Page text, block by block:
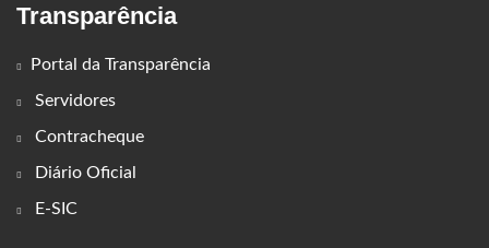
Transparência
Portal da Transparência
Servidores
Contracheque
Diário Oficial
E-SIC